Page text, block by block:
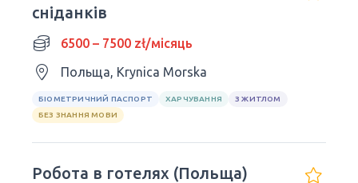
сніданків
6500 – 7500 zł/місяць
Польща, Krynica Morska
БІОМЕТРИЧНИЙ ПАСПОРТ ХАРЧУВАННЯ
З ЖИТЛОМ
БЕЗ ЗНАННЯ МОВИ
Робота в готелях (Польща)